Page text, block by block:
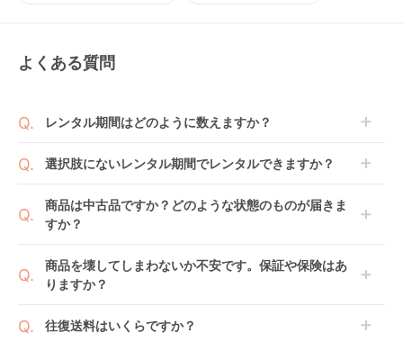
よくある質問
レンタル期間はどのように数えますか？
開始日1日目となります。
日までに配送業者（佐川急便）に商品の引渡しとなり
ます。
選択肢にないレンタル期間でレンタルできますか？
間の利用が可能です。
例えば4ヶ月の場合、3ヶ月レンタル＋1ヶ月延長とし
の上で、早期にご返却ください。
商品は中古品ですか？どのような状態のものが届きま
すか？
のもございます。
新品商品はメーカーから仕入れた状態のものをお送り
走行テストを行う場合がございます。
商品を壊してしまわないか不安です。保証や保険はあ
りますか？
おります。
往復送料はいくらですか？